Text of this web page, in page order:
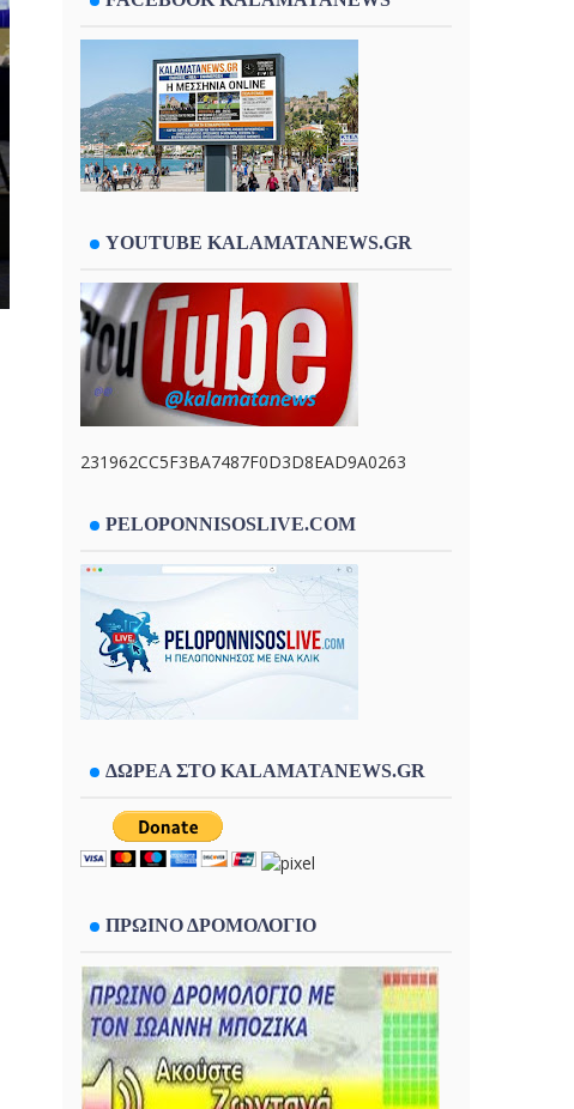
YOUTUBE KALAMATANEWS.GR
231962CC5F3BA7487F0D3D8EAD9A0263
PELOPONNISOSLIVE.COM
ΔΩΡΕΑ ΣΤΟ KALAMATANEWS.GR
ΠΡΩΙΝΟ ΔΡΟΜΟΛΟΓΙΟ